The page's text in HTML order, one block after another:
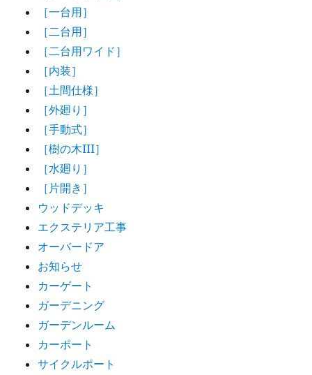
［一台用］
［二台用］
［二台用ワイド］
［内装］
［土間仕様］
［外廻り］
［手動式］
［樹の木III］
［水廻り］
［片開き］
ウッドデッキ
エクステリア工事
オーバードア
お知らせ
カーゲート
ガーデニング
ガーデンルーム
カーポート
サイクルポート